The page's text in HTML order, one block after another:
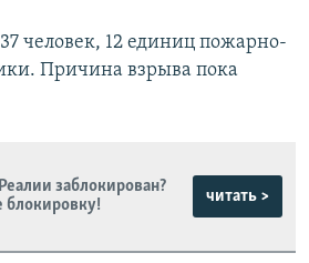
человек, 12 единиц пожарно-
Причина взрыва пока
заблокирован?
блокировку!
читать >